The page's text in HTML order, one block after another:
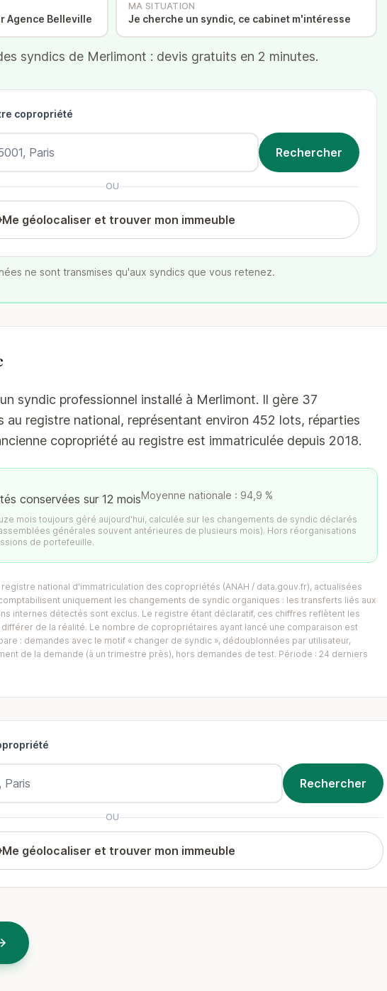
Agence Belleville
MA SITUATION
Je cherche un syndic, ce cabinet m'intéresse
syndics de Merlimont : devis gratuits en 2 minutes.
copropriété
OU
Me géolocaliser et trouver mon immeuble
ne sont transmises qu'aux syndics que vous retenez.
syndic professionnel installé à Merlimont. Il gère 37
au registre national, représentant environ 452 lots, réparties
copropriété au registre est immatriculée depuis 2018.
conservées sur 12 moisMoyenne nationale : 94,9 %
mois toujours géré aujourd'hui, calculée sur les changements de syndic déclarés
générales souvent antérieures de plusieurs mois). Hors réorganisations
de portefeuille.
national d'immatriculation des copropriétés (ANAH / data.gouv.fr), actualisées
uniquement les changements de syndic organiques : les transferts liés aux
internes détectés sont exclus. Le registre étant déclaratif, ces chiffres reflètent les
de la réalité. Le nombre de copropriétaires ayant lancé une comparaison est
: demandes avec le motif « changer de syndic », dédoublonnées par utilisateur,
de la demande (à un trimestre près), hors demandes de test. Période : 24 derniers
OU
Me géolocaliser et trouver mon immeuble